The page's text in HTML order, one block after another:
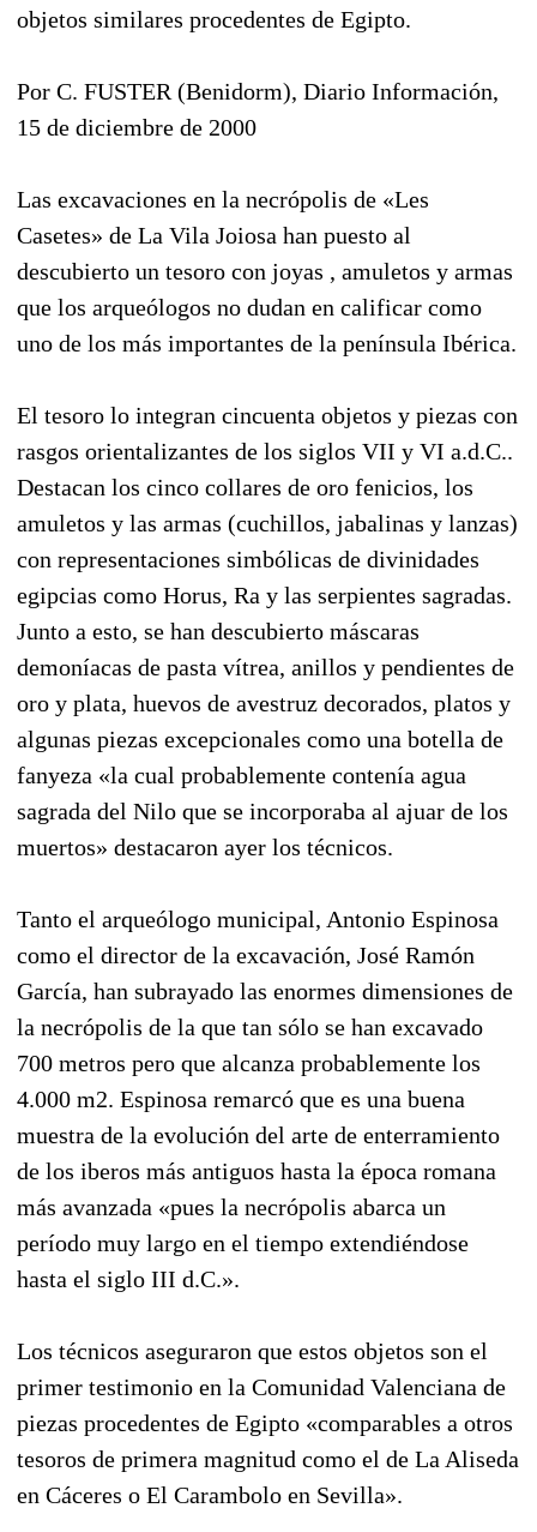
objetos similares procedentes de Egipto.
Por C. FUSTER (Benidorm), Diario Información,
15 de diciembre de 2000
Las excavaciones en la necrópolis de «Les
Casetes» de La Vila Joiosa han puesto al
descubierto un tesoro con joyas , amuletos y armas
que los arqueólogos no dudan en calificar como
uno de los más importantes de la península Ibérica.
El tesoro lo integran cincuenta objetos y piezas con
rasgos orientalizantes de los siglos VII y VI a.d.C..
Destacan los cinco collares de oro fenicios, los
amuletos y las armas (cuchillos, jabalinas y lanzas)
con representaciones simbólicas de divinidades
egipcias como Horus, Ra y las serpientes sagradas.
Junto a esto, se han descubierto máscaras
demoníacas de pasta vítrea, anillos y pendientes de
oro y plata, huevos de avestruz decorados, platos y
algunas piezas excepcionales como una botella de
fanyeza «la cual probablemente contenía agua
sagrada del Nilo que se incorporaba al ajuar de los
muertos» destacaron ayer los técnicos.
Tanto el arqueólogo municipal, Antonio Espinosa
como el director de la excavación, José Ramón
García, han subrayado las enormes dimensiones de
la necrópolis de la que tan sólo se han excavado
700 metros pero que alcanza probablemente los
4.000 m2. Espinosa remarcó que es una buena
muestra de la evolución del arte de enterramiento
de los iberos más antiguos hasta la época romana
más avanzada «pues la necrópolis abarca un
período muy largo en el tiempo extendiéndose
hasta el siglo III d.C.».
Los técnicos aseguraron que estos objetos son el
primer testimonio en la Comunidad Valenciana de
piezas procedentes de Egipto «comparables a otros
tesoros de primera magnitud como el de La Aliseda
en Cáceres o El Carambolo en Sevilla».